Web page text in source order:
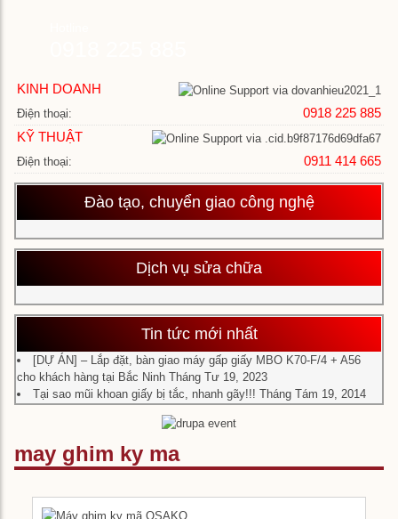
KINH DOANH
Điện thoại:
0918 225 885
KỸ THUẬT
Điện thoại: 0911 414 665
Đào tạo, chuyển giao công nghệ
Dịch vụ sửa chữa
Tin tức mới nhất
[DỰ ÁN] – Lắp đặt, bàn giao máy gấp giấy MBO K70-F/4 + A56
cho khách hàng tại Bắc Ninh Tháng Tư 19, 2023
Tại sao mũi khoan giấy bị tắc, nhanh gãy!!! Tháng Tám 19, 2014
may ghim ky ma